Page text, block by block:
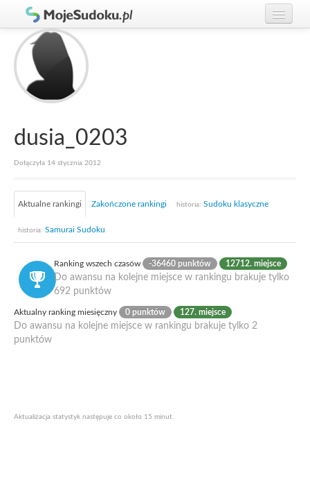
Graj w Sudoku!
Zasady Sudoku
Rankingi
Gracze
dusia_0203
Dołączyła 14 stycznia 2012
Aktualne rankingi Zakończone rankingi historia: Sudoku klasyczne
historia: Samurai Sudoku
Ranking wszech czasów -36460 punktów 12712. miejsce
Do awansu na kolejne miejsce w rankingu brakuje tylko
692 punktów
Aktualny ranking miesięczny 0 punktów 127. miejsce
Do awansu na kolejne miejsce w rankingu brakuje tylko 2
punktów
Aktualizacja statystyk następuje co około 15 minut.